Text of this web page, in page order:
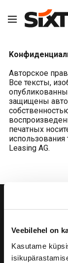
Veebilehel on
Kasutame
Авторское
Все тексты,
защищены
печатных
использования
Leasing AG.
Meist